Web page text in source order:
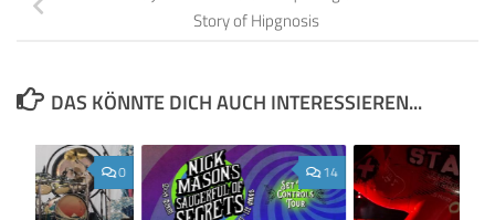
Story of Hipgnosis
DAS KÖNNTE DICH AUCH INTERESSIEREN...
14
0